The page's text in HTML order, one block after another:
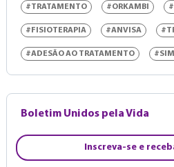
#TRATAMENTO #ORKAMBI
#FISIOTERAPIA #ANVISA
#ADESÃO AO TRATAMENTO
Boletim Unidos pela Vida
Inscreva-se e